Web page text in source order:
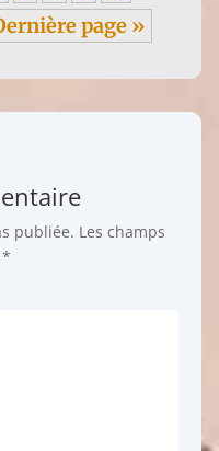
page »
publiée. Les champs
*